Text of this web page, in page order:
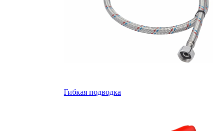
Гибкая подводка